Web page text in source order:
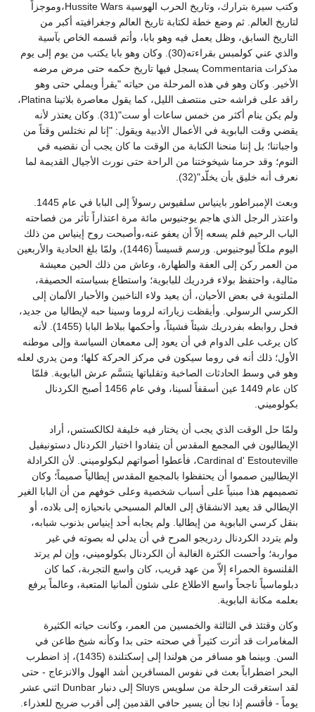
وكتب سيرة بترارك، وتاريخ الحرب الهوسية Hussite Wars،وموجزاً
لتاريخ العالم. ثم وضع خطة لكتابة تاريخ العالم وجغرافيته أكبر من
التاريخ السابق، وظل يعمل فيه وهو بابا، وأتم قسمه الخاص بآسية
والذي عني كولمبس بقراءته(30). وكان وهو بابا يكتب من يوم إلى يوم
مذكرات Commentaria يسجل فيها تاريخ حكمه حتى مرض مرضه
الأخير. وكان وهو في هذه المرحلة من حياته "يقرأ ويملي حتى وهو
راقد على فراشه حتى منتصف الليل، كما يقول معاصرة بلاتينا Platina،
ولم يكن ينام أكثر من خمس ساعات أو ست"(31). وكان يعتذر لأنه
يقضي وقت البابوية في الأعمال الأدبية ويقول: "إنا لم نختلس وقتاً من
واجباتنا؛ بل إننا منحنا الكتابة من الوقت ما كان يجب أن نقضيه في
النوم؛ وقد حرمنا شيخوختنا من الراحة حتى نورث الأجيال القديمة لما
نعرف أنه خليق بأن يخلّد"(32).
واعتذر الرجل الذي هاجم يوجنيوس مائة مرة اعتذاراً تأثر من فصاحته
الباب الرحيم فلم يسعه إلاّ أن يعفو عنه،وأصبحت روح إينياس من ذلك
اليوم ملكاً ليوجنيوس. ورسم قسيساً (1446)، ولمّا بلغ الحادية والأربعين
من العمر ركن إلى العفة والطهارة، وعاش من ذلك الحين معيشة
مثالية، واحتفظ بولاء فردريك للبابوية؛ واستطاع بسياسته الحصيفة،
الملتوية في بعض الأحيان، أن يعيد ولاء الناخبين والأحبار الألمان إلى
الكرسي الرسولي. وأيقظت زياراته لروما وسينا حبه لإيطاليا من جديد،
فحل روابطه بفردريك شيئاً فشيئاً، وأحكمها ببلاط البابا (1455). لأنه
كان يرغب على الدوام في أن يعود إلى معمعان السياسة وإلى موطنه
الأول؛ ذلك أنه في روما سيكون في مركز الحركة كلها؛ ومن يدري لعله
وهو في وسط الحادثات الصاخبة وتقلباتها يتنسَّم عرش البابوية. فلمّا
كان عام 1449 عين أسقفاً لسينا، وفي عام 1456 أصبح الكردنال
بكولوميني.
ولمّا حل الوقت الذي يجب أن يختار فيه خليفة لكالكستس، أراد
الإيطاليون في المجمع المقدس أن يتفادوا اختيار الكردنال دستونيفيل
Cardinal d' Estouteville، فأعطوا أصواتهم لبكولوميني. لأن الكرادلة
الإيطاليين صمموا أن يحتفظوا بالمجمع المقدس إيطالياً صميماً؛ وكان
تصميمهم هذا مبنياً على أسباب شخصية وعلى خوفهم من أن البابا الغير
الإيطالي قد يعيد الانشقاق إلى العالم المسيحي بانحيازه إلى بلاده، أو
بنقل كرسي البابوية من إيطاليا. ولم يجابه أحد إينياس بذنوب شبابه،
ولم يتردد الكردنال ردريجو المرح في أن يدلي له بصوته في غير
مواربة؛ وأحست الكثرة الغالبة أن الكردنال بكولوميني، وإن لم يرتد
القلنسوة الحمراء إلاّ من عهد قريب، كان واسع التجربة، كما كان
دبلوماسياً ناجحاً واسع الاطلاع على شئون ألمانيا المتعبة، وعالماً يرفع
بعلمه مكانة البابوية.
وكان وقتئذ في الثالثة والخمسين من العمر، وكانت حياته الكثيرة
المغامرات قد أثرت كثيراً في صحته حتى بدا وكأنه شيخ طاعن في
السن. وبينما هو مسافر من هولندا إلى إسكتلندة (1435)، إذ اضطرب
البحر اضطراباً بعث في نفوس المسافرين أشد الهول والانزعاج - حتى
لقد استغرقت الرحلة من سلويس Sluys إلى دنبار Dunbar اثني عشر
يوماً - فأقسم إذا نجا أن يسير حافي القدمين إلى أقرب ضريح للعذراء.